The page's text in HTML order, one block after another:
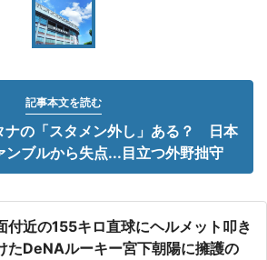
記事本文を読む
ナの「スタメン外し」ある？ 日本
ンブルから失点...目立つ外野拙守
付近の155キロ直球にヘルメット叩き
たDeNAルーキー宮下朝陽に擁護の